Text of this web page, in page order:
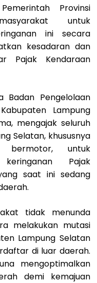
Provinsi
untuk
ini secara
kesadaran dan
Pajak Kendaraan
Badan Pengelolaan
Lampung
mengajak seluruh
Selatan, khususnya
bermotor, untuk
Pajak
saat ini sedang
tidak menunda
melakukan mutasi
Lampung Selatan
di luar daerah.
mengoptimalkan
demi kemajuan